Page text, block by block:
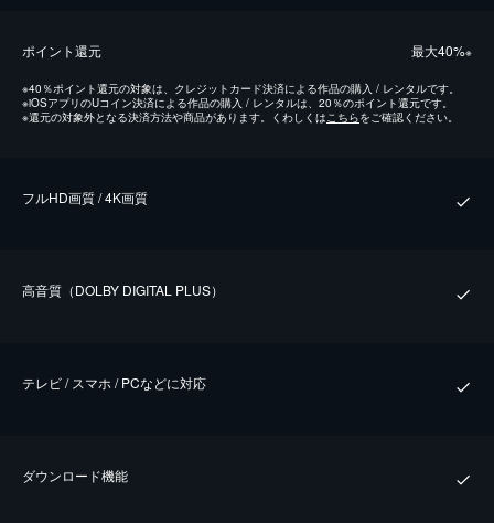
ポイント還元 最⼤40%※
※40％ポイント還元の対象は、クレジットカード決済による作品の購入 / レンタルです。
※iOSアプリのUコイン決済による作品の購入 / レンタルは、20％のポイント還元です。
※還元の対象外となる決済方法や商品があります。くわしくはこちらをご確認ください。
フルHD画質 / 4K画質
⾼⾳質（DOLBY DIGITAL PLUS）
テレビ / スマホ / PCなどに対応
ダウンロード機能